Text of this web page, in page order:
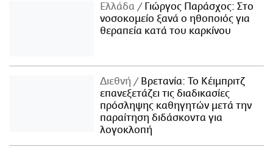
Ελλάδα
Γιώργος Παράσχος: Στο
νοσοκομείο ξανά ο ηθοποιός για
θεραπεία κατά του καρκίνου
Διεθνή
Βρετανία: Το Κέιμπριτζ
επανεξετάζει τις διαδικασίες
πρόσληψης καθηγητών μετά την
παραίτηση διδάσκοντα για
λογοκλοπή